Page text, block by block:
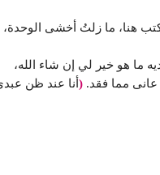
هنا، ما زلتُ أخشى الوحدة،
ما هو خير لي إن شاء الله،
عانى مما فقد.( أنا عند ظن